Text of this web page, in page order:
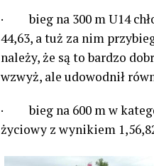
· bieg na 300 m U14
44,63, a tuż za nim
należy, że są to bardzo
wzwyż, ale udowodnił
· bieg na 600 m w
życiowy z wynikiem